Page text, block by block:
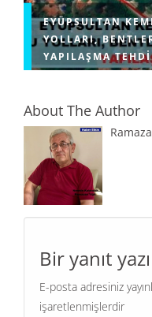
EYÜPSULTAN
YOLLARI,
YAPILAŞMA
About The Author
Bir yanıt
E-posta adresiniz
işaretlenmişlerdir